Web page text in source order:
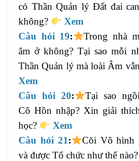
có Thần Quản lý Đất đai
không?
Xem
Câu hỏi 19:
Trong nhà
âm ở không? Tại sao mỗi
Thần Quản lý mà loài Âm
Xem
Câu hỏi 20:
Tại sao
Cô Hồn nhập? Xin giải
học?
Xem
Câu hỏi 21:
Cõi Vô hình
và được Tổ chức như thế nào?